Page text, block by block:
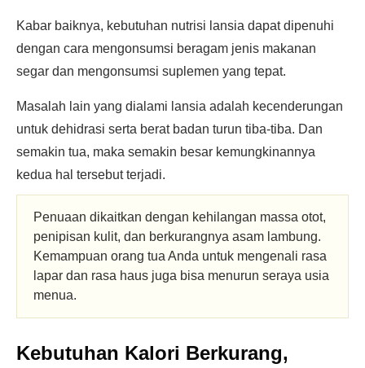
Kabar baiknya, kebutuhan nutrisi lansia dapat dipenuhi
dengan cara mengonsumsi beragam jenis makanan
segar dan mengonsumsi suplemen yang tepat.
Masalah lain yang dialami lansia adalah kecenderungan
untuk dehidrasi serta berat badan turun tiba-tiba. Dan
semakin tua, maka semakin besar kemungkinannya
kedua hal tersebut terjadi.
Penuaan dikaitkan dengan kehilangan massa otot,
penipisan kulit, dan berkurangnya asam lambung.
Kemampuan orang tua Anda untuk mengenali rasa
lapar dan rasa haus juga bisa menurun seraya usia
menua.
Kebutuhan Kalori Berkurang,